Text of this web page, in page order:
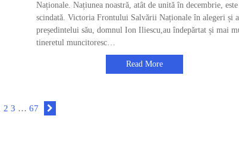
Naționale. Națiunea noastră, atât de unită în decembrie, este
scindată. Victoria Frontului Salvării Naționale în alegeri și a
președintelui său, domnul Ion Iliescu,au îndepărtat și mai
tineretul muncitoresc…
Read More
2 3 … 67